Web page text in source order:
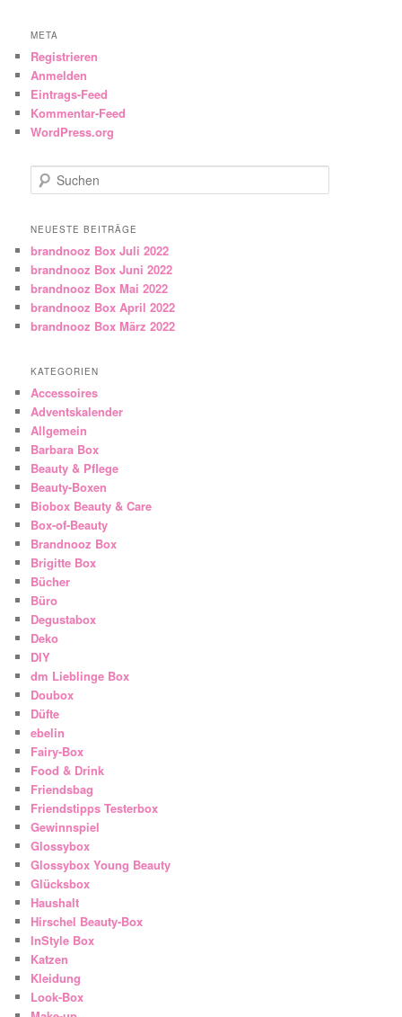
META
Registrieren
Anmelden
Eintrags-Feed
Kommentar-Feed
WordPress.org
Suchen
NEUESTE BEITRÄGE
brandnooz Box Juli 2022
brandnooz Box Juni 2022
brandnooz Box Mai 2022
brandnooz Box April 2022
brandnooz Box März 2022
KATEGORIEN
Accessoires
Adventskalender
Allgemein
Barbara Box
Beauty & Pflege
Beauty-Boxen
Biobox Beauty & Care
Box-of-Beauty
Brandnooz Box
Brigitte Box
Bücher
Büro
Degustabox
Deko
DIY
dm Lieblinge Box
Doubox
Düfte
ebelin
Fairy-Box
Food & Drink
Friendsbag
Friendstipps Testerbox
Gewinnspiel
Glossybox
Glossybox Young Beauty
Glücksbox
Haushalt
Hirschel Beauty-Box
InStyle Box
Katzen
Kleidung
Look-Box